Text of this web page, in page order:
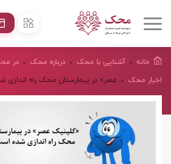
خانه آشنایی با محک درباره محک
در
اخبار محک
عصر» در بیمارستان محک راه